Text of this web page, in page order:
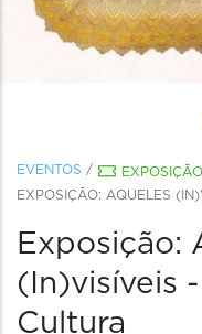
EVENTOS / EXPOSIÇÃO
EXPOSIÇÃO: AQUELES
Exposição:
(In)visíveis
Cultura